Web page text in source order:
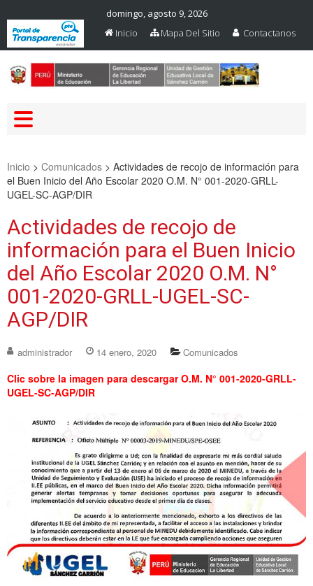
domingo, agosto 9, 2026
Inicio
Mapa Del Sitio Contactanos
Inicio > Comunicados > Actividades de recojo de información para
el Buen Inicio del Año Escolar 2020 O.M. N° 001-2020-GRLL-
UGEL-SC-AGP/DIR
Actividades de recojo de
información para el Buen Inicio
del Año Escolar 2020 O.M. N°
001-2020-GRLL-UGEL-SC-
AGP/DIR
administrador 14 enero, 2020 Comunicados
Clic sobre la imagen para descargar O.M. N° 001-2020-GRLL-
UGEL-SC-AGP/DIR